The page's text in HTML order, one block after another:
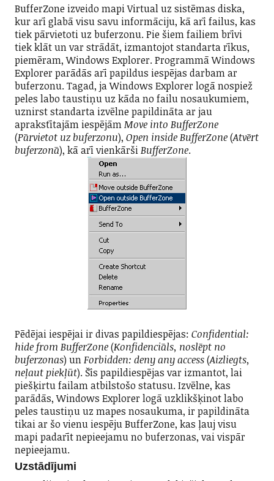
BufferZone izveido mapi Virtual uz sistēmas diska,
kur arī glabā visu savu informāciju, kā arī failus, kas
tiek pārvietoti uz buferzonu. Pie šiem failiem brīvi
tiek klāt un var strādāt, izmantojot standarta rīkus,
piemēram, Windows Explorer. Programmā Windows
Explorer parādās arī papildus iespējas darbam ar
buferzonu. Tagad, ja Windows Explorer logā nospiež
peles labo taustiņu uz kāda no failu nosaukumiem,
uznirst standarta izvēlne papildināta ar jau
aprakstītajām iespējāmMove into BufferZone
(Pārvietot uz buferzonu), Open inside BufferZone(Atvērt
buferzonā), kā arī vienkāršiBufferZone.
Pēdējai iespējai ir divas papildiespējas: Confidential:
hide from BufferZone(Konfidenciāls, noslēpt no
buferzonas) unForbidden: deny any access(Aizliegts,
neļaut piekļūt). Šīs papildiespējas var izmantot, lai
piešķirtu failam atbilstošo statusu. Izvēlne, kas
parādās, Windows Explorer logā uzklikšķinot labo
peles taustiņu uz mapes nosaukuma, ir papildināta
tikai ar šo vienu iespēju BufferZone, kas ļauj visu
mapi padarīt nepieejamu no buferzonas, vai vispār
nepieejamu.
Uzstādījumi